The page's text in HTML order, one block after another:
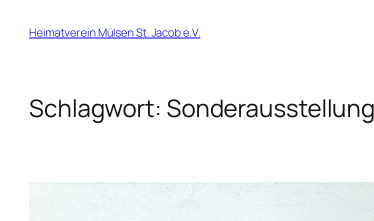
Inhalt
springen
Heimatverein Mülsen St. Jacob e.V.
Schlagwort: Sonderausstellung